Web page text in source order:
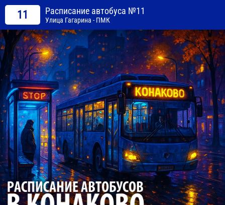
11 Расписание автобуса №11
Улица Гагарина - ПМК